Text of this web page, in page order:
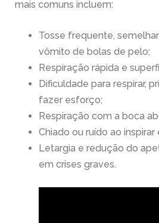
mais comuns incluem:
Tosse frequente,
vômito de bolas de pelo;
Respiração rápida e
Dificuldade para respirar,
fazer esforço;
Respiração com a boca
Chiado ou ruído ao inspirar
Letargia e redução do
em crises graves.